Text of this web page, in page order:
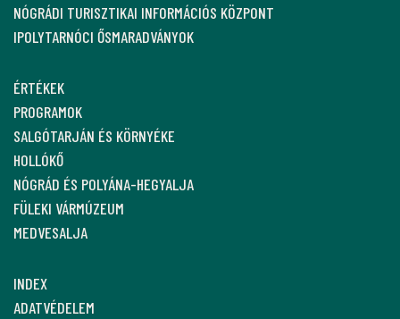
NÓGRÁDI TURISZTIKAI INFORMÁCIÓS KÖZPONT
IPOLYTARNÓCI ŐSMARADVÁNYOK
ÉRTÉKEK
PROGRAMOK
SALGÓTARJÁN ÉS KÖRNYÉKE
HOLLÓKŐ
NÓGRÁD ÉS POLYÁNA-HEGYALJA
FÜLEKI VÁRMÚZEUM
MEDVESALJA
INDEX
ADATVÉDELEM